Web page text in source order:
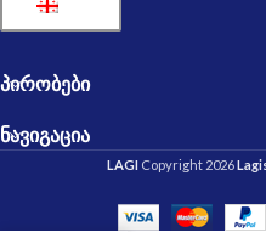
ᲞᲘᲠᲝᲑᲔᲑᲘ
ᲜᲐᲕᲘᲒᲐᲪᲘᲐ
LAGI Copyright 2026